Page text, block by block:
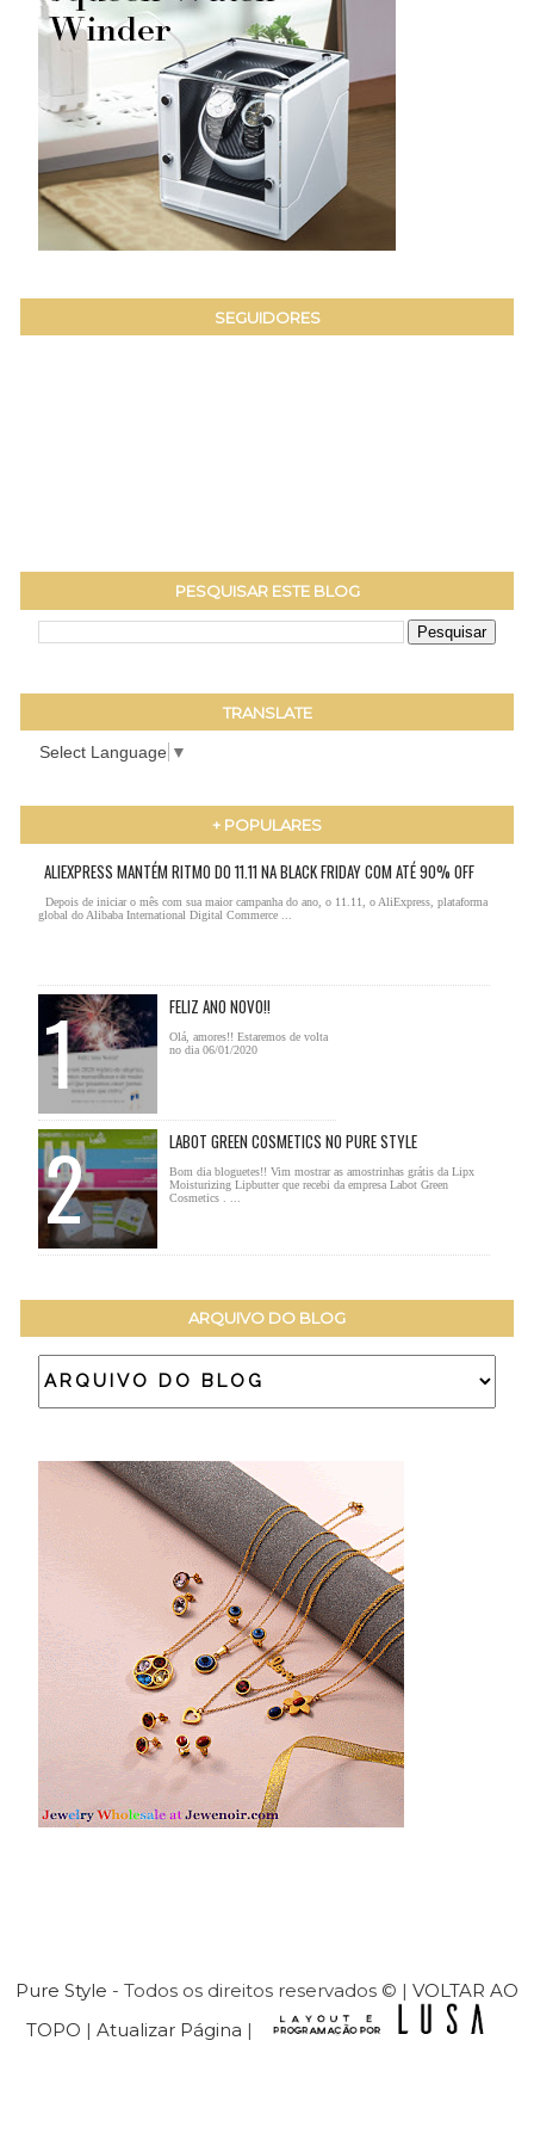
SEGUIDORES
PESQUISAR ESTE BLOG
TRANSLATE
Select Language ▼
+ POPULARES
ALIEXPRESS MANTÉM RITMO DO 11.11 NA BLACK FRIDAY COM ATÉ 90% OFF
Depois de iniciar o mês com sua maior campanha do ano, o 11.11, o AliExpress, plataforma
global do Alibaba International Digital Commerce ...
FELIZ ANO NOVO!!
Olá, amores!! Estaremos de volta
no dia 06/01/2020
LABOT GREEN COSMETICS NO PURE STYLE
Bom dia bloguetes!! Vim mostrar as amostrinhas grátis da Lipx
Moisturizing Lipbutter que recebi da empresa Labot Green
Cosmetics . ...
ARQUIVO DO BLOG
Pure Style - Todos os direitos reservados © | VOLTAR AO
TOPO | Atualizar Página |